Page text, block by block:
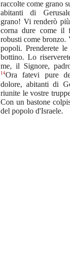
raccolte come grano
abitanti di
grano! Vi renderò
corna dure come il
robusti come bronzo.
popoli. Prenderete
bottino. Lo
me, il Signore,
14Ora fatevi pure
dolore, abitanti di
riunite le vostre
Con un bastone
del popolo d'Israele.